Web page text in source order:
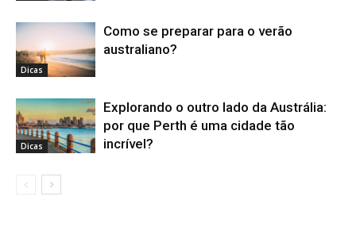
Dicas
Como se preparar para o verão
australiano?
Dicas
Explorando o outro lado da Austrália:
por que Perth é uma cidade tão
incrível?